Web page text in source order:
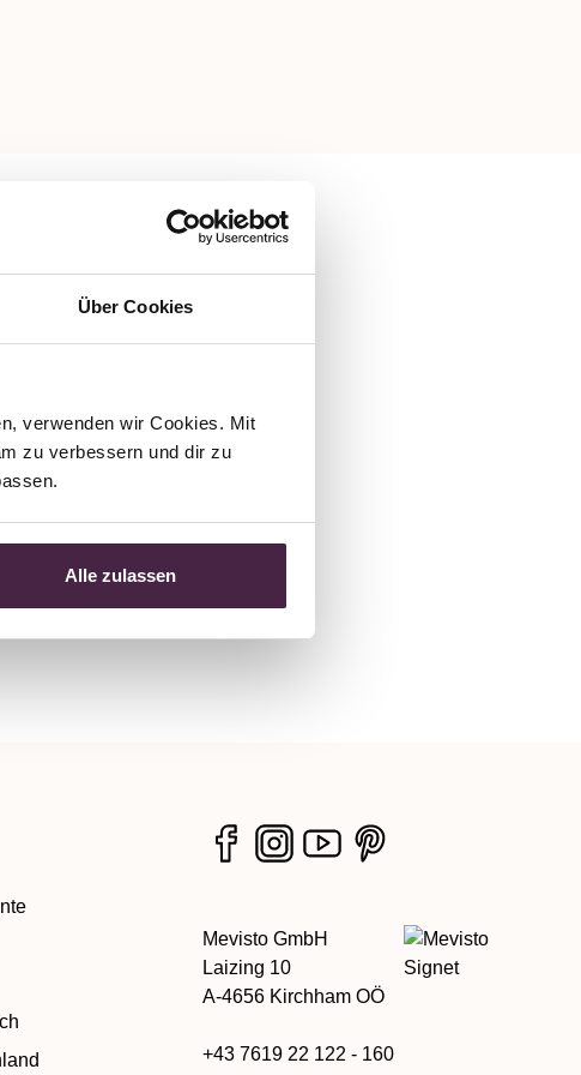
Über Cookies
verwenden wir Cookies. Mit
zu verbessern und dir zu
Alle zulassen
Mevisto GmbH
Laizing 10
A-4656 Kirchham OÖ
+43 7619 22 122 - 160